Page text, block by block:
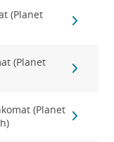
(Planet
(Planet
(Planet